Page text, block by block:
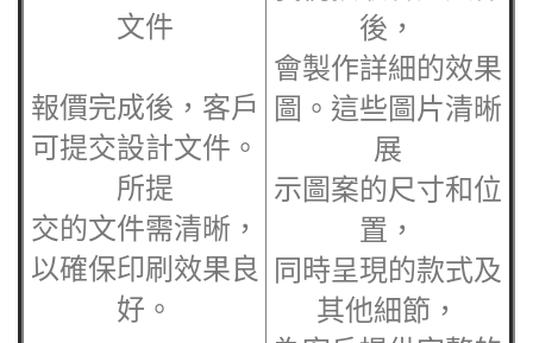
文件
報價完成後，客戶
可提交設計文件。
所提
交的文件需清晰，
我們接收客戶文件
後，
會製作詳細的效果
圖。這些圖片清晰
展
示圖案的尺寸和位
置，
同時呈現的款式及